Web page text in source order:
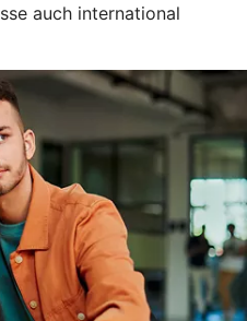
auch international